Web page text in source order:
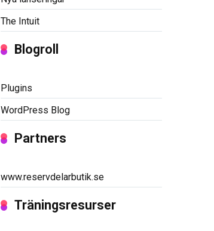
The Intuit
Blogroll
Plugins
WordPress Blog
Partners
www.reservdelarbutik.se
Träningsresurser